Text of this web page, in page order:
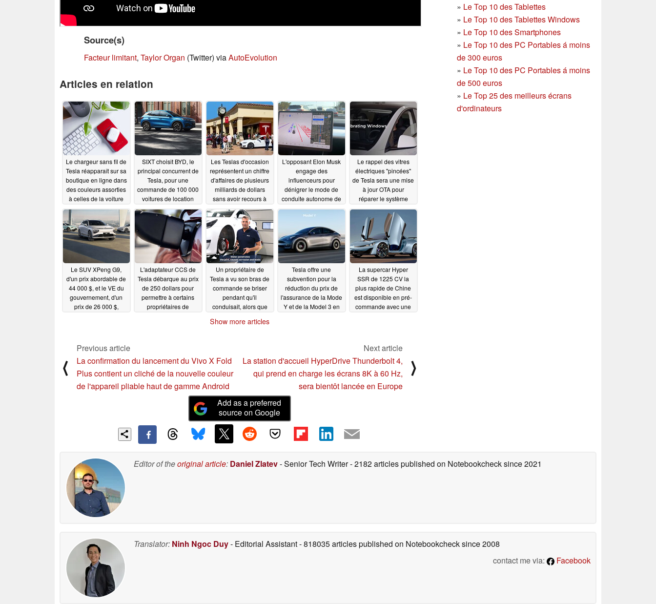
» Le Top 10 des Tablettes
» Le Top 10 des Tablettes Windows
» Le Top 10 des Smartphones
» Le Top 10 des PC Portables á moins
de 300 euros
» Le Top 10 des PC Portables á moins
de 500 euros
» Le Top 25 des meilleurs écrans
d'ordinateurs
Source(s)
Facteur limitant, Taylor Organ (Twitter) viaAutoEvolution
Articles en relation
Le chargeur sans fil de
Tesla réapparaît sur sa
boutique en ligne dans
des couleurs assorties
à celles de la voiture
10/05/2022
SIXT choisit BYD, le
principal concurrent de
Tesla, pour une
commande de 100 000
voitures de location
électriques10/05/2022
Les Teslas d'occasion
représentent un chiffre
d'affaires de plusieurs
milliards de dollars
sans avoir recours à
des "hommes tubes"
09/28/2022
L'opposant Elon Musk
engage des
influenceurs pour
dénigrer le mode de
conduite autonome de
Tesla à 100 dollars
l'unité09/27/2022
Le rappel des vitres
électriques "pincées"
de Tesla sera une mise
à jour OTA pour
réparer le système
d'inversion09/24/2022
Le SUV XPeng G9,
d'un prix abordable de
44 000 $, et le VE du
gouvernement, d'un
prix de 26 000 $,
L'adaptateur CCS de
Tesla débarque au prix
de 250 dollars pour
permettre à certains
propriétaires de
Un propriétaire de
Tesla a vu son bras de
commande se briser
pendant qu'il
conduisait, alors que
solution de rechange
Tesla offre une
subvention pour la
réduction du prix de
l'assurance de la Mode
Y et de la Model 3 en
La supercar Hyper
SSR de 1225 CV la
plus rapide de Chine
est disponible en pré-
commande avec une
Show more articles
⟨
Previous article
La confirmation du lancement du Vivo X Fold
Plus contient un cliché de la nouvelle couleur
de l'appareil pliable haut de gamme Android
Next article
La station d'accueil HyperDrive Thunderbolt 4,
qui prend en charge les écrans 8K à 60 Hz,
sera bientôt lancée en Europe
⟩
Add as a preferred
source on Google
Editor of theoriginal article: Daniel Zlatev- Senior Tech Writer- 2182 articles published on Notebookchecksince 2021
Translator: Ninh Ngoc Duy- Editorial Assistant- 818035 articles published on Notebookchecksince 2008
contact me via:
Facebook